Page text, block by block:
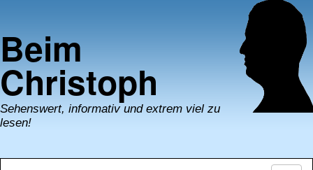
Beim
Christoph
Sehenswert, informativ und extrem viel zu
lesen!